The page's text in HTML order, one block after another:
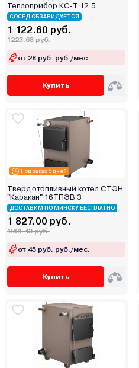
Midea
Mizudo
MORA-TOP
Navien
Oasis
RGA
Rihters
Rispa
Rizon
Sakovich
Sas
Sime
Skat
Stout
Tenko
Teplodom
Termica
Теплоприбор КС-Т 12,5
СОСЕД ОБЗАВИДУЕТСЯ
1 122.60 руб.
1223.63 руб.
от 28 руб. руб./мес.
Купить
Под заказ 5 дней
Твердотопливный котел СТЭН
"Каракан" 16ТПЭВ 3
ДОСТАВИМ ПО МИНСКУ БЕСПЛАТНО
1 827.00 руб.
1991.43 руб.
от 45 руб. руб./мес.
Купить